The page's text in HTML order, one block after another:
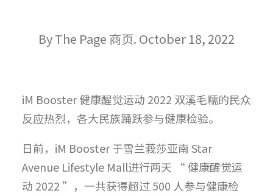
By The Page 商页. October 18, 2022
iM Booster 健康醒觉运动 2022 双溪毛糯的民众
反应热烈，各大民族踊跃参与健康检验。
日前，iM Booster 于雪兰莪莎亚南 Star
Avenue Lifestyle Mall进行两天 “ 健康醒觉运
动 2022 ”，一共获得超过 500 人参与健康检